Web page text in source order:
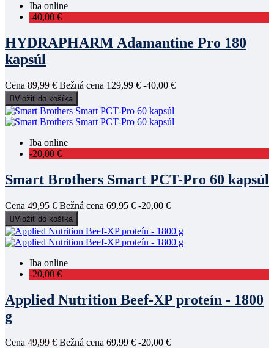
Iba online
-40,00 €
HYDRAPHARM Adamantine Pro 180
kapsúl
Cena 89,99 € Bežná cena 129,99 € -40,00 €
Vložiť do košíka
Iba online
-20,00 €
Smart Brothers Smart PCT-Pro 60 kapsúl
Cena 49,95 € Bežná cena 69,95 € -20,00 €
Vložiť do košíka
Iba online
-20,00 €
Applied Nutrition Beef-XP proteín - 1800
g
Cena 49,99 € Bežná cena 69,99 € -20,00 €